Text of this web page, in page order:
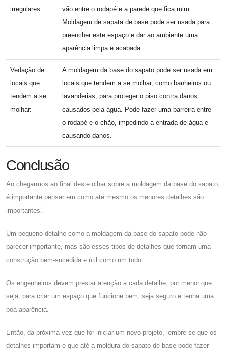
irregulares:
vão entre o rodapé e a parede que fica ruim.
Moldagem de sapata de base pode ser usada para
preencher este espaço e dar ao ambiente uma
aparência limpa e acabada.
Vedação de
locais que
tendem a se
molhar:
A moldagem da base do sapato pode ser usada em
locais que tendem a se molhar, como banheiros ou
lavanderias, para proteger o piso contra danos
causados ​​pela água. Pode fazer uma barreira entre
o rodapé e o chão, impedindo a entrada de água e
causando danos.
Conclusão
Ao chegarmos ao final deste olhar sobre a moldagem da base do sapato,
é importante pensar em como até mesmo os menores detalhes são
importantes.
Um pequeno detalhe como a moldagem da base do sapato pode não
parecer importante, mas são esses tipos de detalhes que tornam uma
construção bem-sucedida e útil como um todo.
Os engenheiros devem prestar atenção a cada detalhe, por menor que
seja, para criar um espaço que funcione bem, seja seguro e tenha uma
boa aparência.
Então, da próxima vez que for iniciar um novo projeto, lembre-se que os
detalhes importam e que até a moldura do sapato de base pode fazer